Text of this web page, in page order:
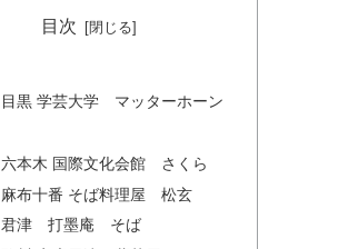
目次
目黒 学芸大学 マッターホーン
六本木 国際文化会館 さくら
麻布十番 そば料理屋 松玄
君津 打墨庵 そば